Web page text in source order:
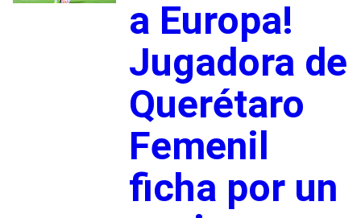
a Europa!
Jugadora de
Querétaro
Femenil
ficha por un